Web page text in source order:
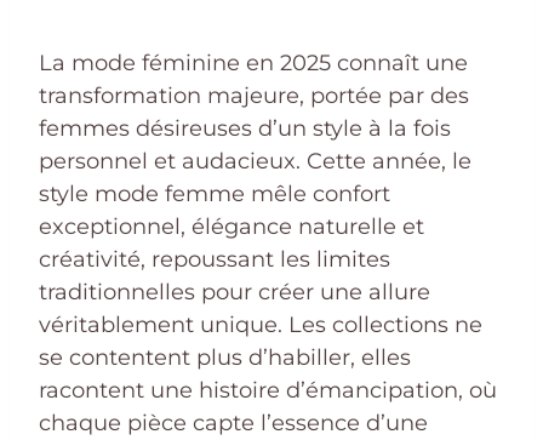
La mode féminine en 2025 connaît une
transformation majeure, portée par des
femmes désireuses d’un style à la fois
personnel et audacieux. Cette année, le
style mode femme mêle confort
exceptionnel, élégance naturelle et
créativité, repoussant les limites
traditionnelles pour créer une allure
véritablement unique. Les collections ne
se contentent plus d’habiller, elles
racontent une histoire d’émancipation, où
chaque pièce capte l’essence d’une